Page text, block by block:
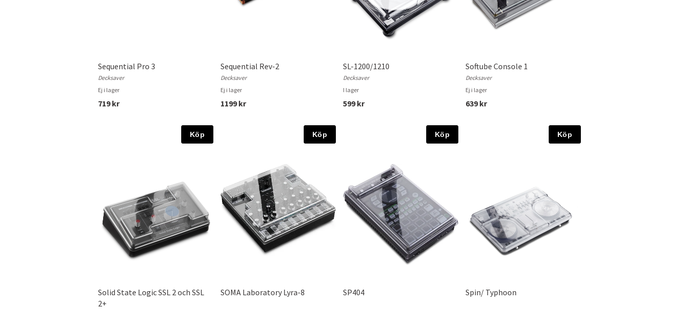
Sequential Pro 3
Decksaver
Ej i lager
719 kr
Köp
Sequential Rev-2
Decksaver
Ej i lager
1199 kr
Köp
SL-1200/1210
Decksaver
I lager
599 kr
Köp
Softube Console 1
Decksaver
Ej i lager
639 kr
Köp
Solid State Logic SSL 2 och SSL
2+
SOMA Laboratory Lyra-8 SP404 Spin/ Typhoon